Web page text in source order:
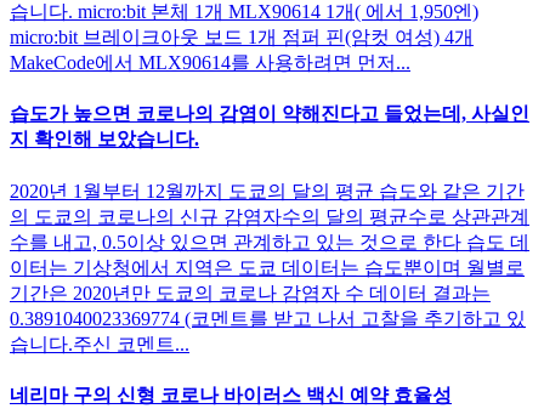
습니다. micro:bit 본체 1개 MLX90614 1개( 에서 1,950엔)
micro:bit 브레이크아웃 보드 1개 점퍼 핀(암컷 여성) 4개
MakeCode에서 MLX90614를 사용하려면 먼저...
습도가 높으면 코로나의 감염이 약해진다고 들었는데, 사실인
지 확인해 보았습니다.
2020년 1월부터 12월까지 도쿄의 달의 평균 습도와 같은 기간
의 도쿄의 코로나의 신규 감염자수의 달의 평균수로 상관관계
수를 내고, 0.5이상 있으면 관계하고 있는 것으로 한다 습도 데
이터는 기상청에서 지역은 도쿄 데이터는 습도뿐이며 월별로
기간은 2020년만 도쿄의 코로나 감염자 수 데이터 결과는
0.3891040023369774 (코멘트를 받고 나서 고찰을 추기하고 있
습니다.주신 코멘트...
네리마 구의 신형 코로나 바이러스 백신 예약 효율성